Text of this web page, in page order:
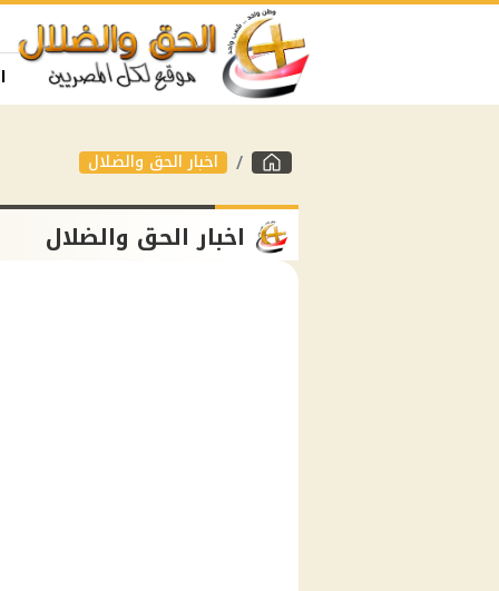
اخبار الحق والضلال
اخبار الحق والضلال